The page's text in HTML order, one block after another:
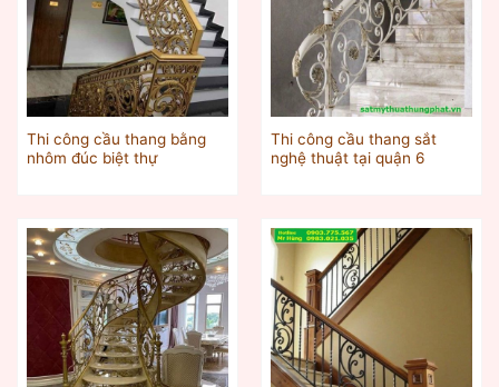
Thi công cầu thang bằng
nhôm đúc biệt thự
Thi công cầu thang sắt
nghệ thuật tại quận 6